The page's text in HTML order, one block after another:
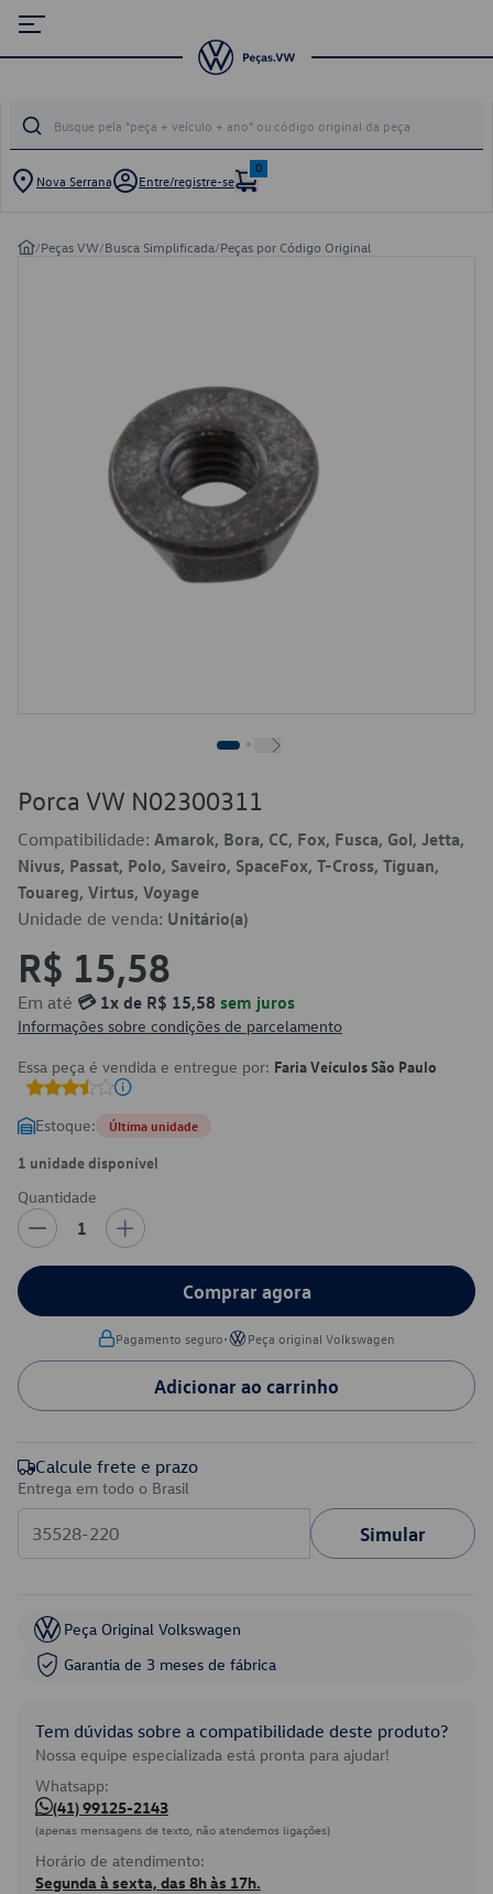
Nova Serrana Entre/registre-se
0
/Peças VW/Busca Simplificada/Peças por Código Original
Porca VW N02300311
Compatibilidade: Amarok, Bora, CC, Fox, Fusca, Gol, Jetta,
Nivus, Passat, Polo, Saveiro, SpaceFox, T-Cross, Tiguan,
Touareg, Virtus, Voyage
Unidade de venda: Unitário(a)
R$ 15,58
Em até 💳 1x de R$ 15,58 sem juros
Informações sobre condições de parcelamento
Essa peça é vendida e entregue por: Faria Veículos São Paulo
Estoque: Última unidade
1 unidade disponível
Quantidade
1
Comprar agora
Pagamento seguro• Peça original Volkswagen
Adicionar ao carrinho
Calcule frete e prazo
Entrega em todo o Brasil
Simular
Peça Original Volkswagen
Garantia de 3 meses de fábrica
Tem dúvidas sobre a compatibilidade deste produto?
Nossa equipe especializada está pronta para ajudar!
Whatsapp:
(41) 99125-2143
(apenas mensagens de texto, não atendemos ligações)
Horário de atendimento:
Segunda à sexta, das 8h às 17h.